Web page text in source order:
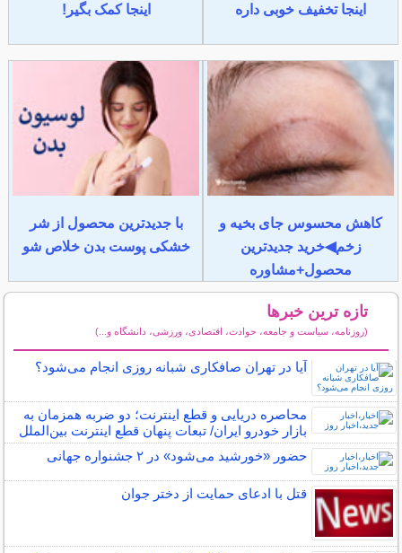
اینجا تخفیف خوبی داره
اینجا کمک بگیر!
کاهش محسوس جای بخیه و
زخم◀خرید جدیدترین
محصول+مشاوره
با جدیدترین محصول از شر
خشکی پوست بدن خلاص شو
تازه ترین خبرها
(روزنامه، سیاست و جامعه، حوادث، اقتصادی، ورزشی، دانشگاه و...)
آیا در تهران صافکاری شبانه روزی انجام می‌شود؟
محاصره دریایی و قطع اینترنت؛ دو ضربه همزمان به
بازار خودرو ایران/ تبعات پنهان قطع اینترنت بین‌الملل
حضور «خورشید می‌شود» در ۲ جشنواره جهانی
قتل با ادعای حمایت از دختر جوان